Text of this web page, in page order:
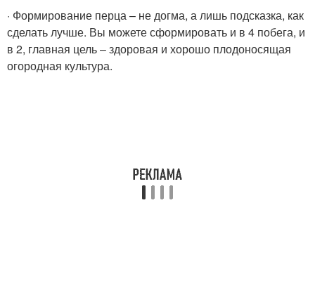
· Формирование перца – не догма, а лишь подсказка, как
сделать лучше. Вы можете сформировать и в 4 побега, и
в 2, главная цель – здоровая и хорошо плодоносящая
огородная культура.